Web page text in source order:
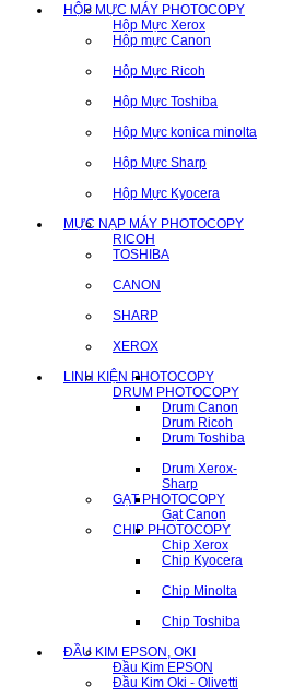
HỘP MỰC MÁY PHOTOCOPY
Hộp Mực Xerox
Hộp mực Canon
Hộp Mực Ricoh
Hộp Mực Toshiba
Hộp Mực konica minolta
Hộp Mực Sharp
Hộp Mực Kyocera
MỰC NẠP MÁY PHOTOCOPY
RICOH
TOSHIBA
CANON
SHARP
XEROX
LINH KIỆN PHOTOCOPY
DRUM PHOTOCOPY
Drum Canon
Drum Ricoh
Drum Toshiba
Drum Xerox-
Sharp
GẠT PHOTOCOPY
Gạt Canon
CHIP PHOTOCOPY
Chip Xerox
Chip Kyocera
Chip Minolta
Chip Toshiba
ĐẦU KIM EPSON, OKI
Đầu Kim EPSON
Đầu Kim Oki - Olivetti